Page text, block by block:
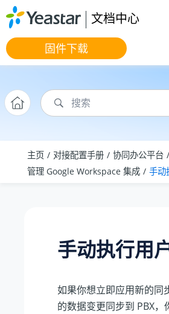
跳转到主要内容
文档中心
固件下载
主页 对接配置手册 协同办公平台
管理 Google Workspace 集成
手动
手动执行用
如果你想立即应用新的
的数据变更同步到 PBX